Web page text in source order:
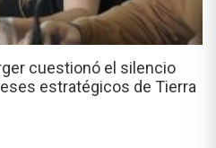
cuestionó el silencio
estratégicos de Tierra